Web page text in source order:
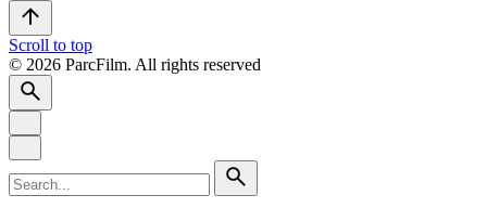
Scroll to top
© 2026 ParcFilm. All rights reserved
for